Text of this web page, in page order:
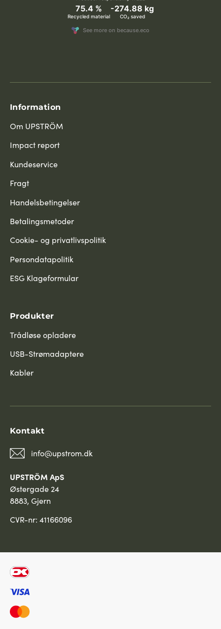
Information
Om UPSTRÖM
Impact report
Kundeservice
Fragt
Handelsbetingelser
Betalingsmetoder
Cookie- og privatlivspolitik
Persondatapolitik
ESG Klageformular
Produkter
Trådløse opladere
USB-Strømadaptere
Kabler
Kontakt
info@upstrom.dk
UPSTRÖM ApS
Østergade 24
8883, Gjern
CVR-nr: 41166096